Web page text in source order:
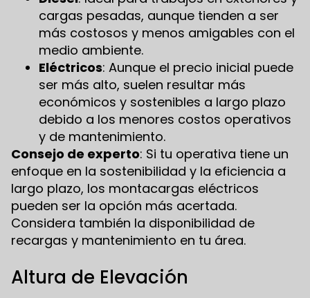
cargas pesadas, aunque tienden a ser
más costosos y menos amigables con el
medio ambiente.
Eléctricos: Aunque el precio inicial puede
ser más alto, suelen resultar más
económicos y sostenibles a largo plazo
debido a los menores costos operativos
y de mantenimiento.
Consejo de experto: Si tu operativa tiene un
enfoque en la sostenibilidad y la eficiencia a
largo plazo, los montacargas eléctricos
pueden ser la opción más acertada.
Considera también la disponibilidad de
recargas y mantenimiento en tu área.
Altura de Elevación